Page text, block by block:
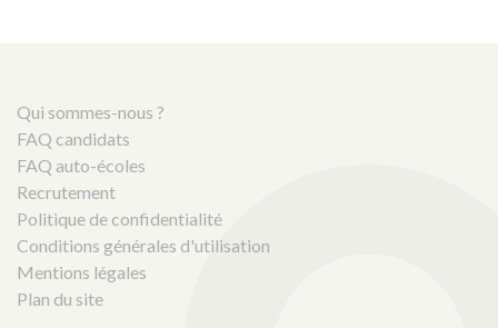
Qui sommes-nous ?
FAQ candidats
FAQ auto-écoles
Recrutement
Politique de confidentialité
Conditions générales d'utilisation
Mentions légales
Plan du site